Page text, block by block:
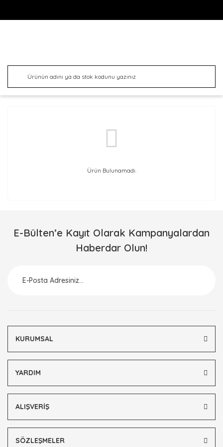
Ürün Bulunamadı.
E-Bülten’e Kayıt Olarak Kampanyalardan
Haberdar Olun!
KURUMSAL
YARDIM
ALIŞVERİŞ
SÖZLEŞMELER